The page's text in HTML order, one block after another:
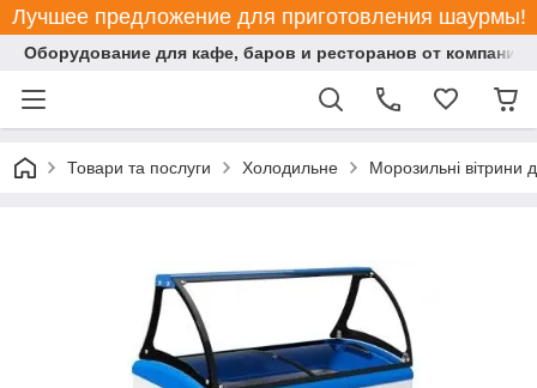
Лучшее предложение для приготовления шаурмы!
Оборудование для кафе, баров и ресторанов от компании
Товари та послуги Холодильне Морозильні вітрини